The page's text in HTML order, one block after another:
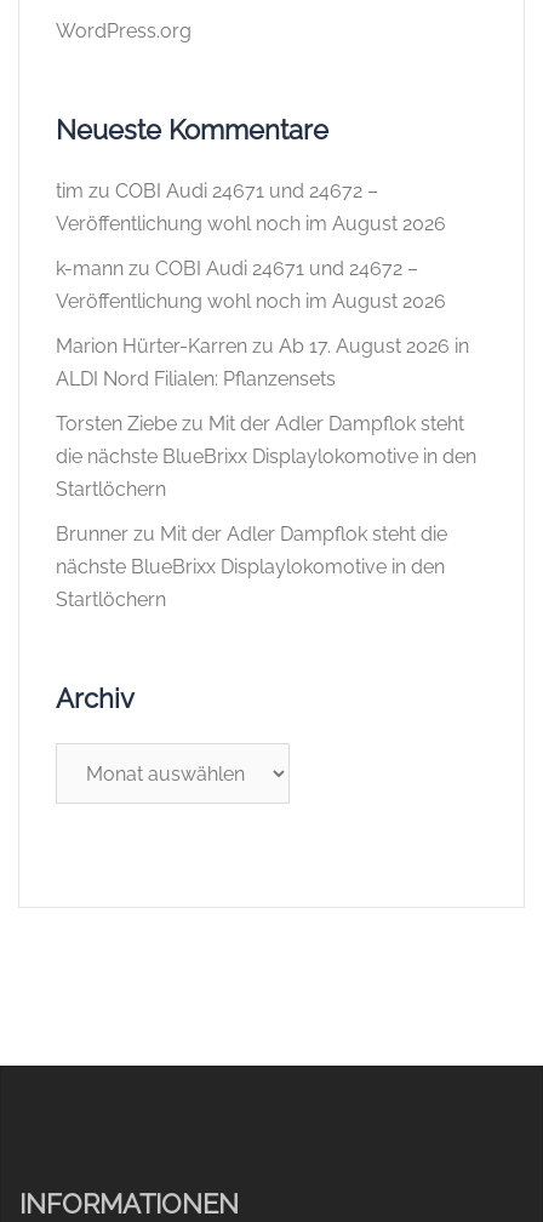
WordPress.org
Neueste Kommentare
tim zu COBI Audi 24671 und 24672 –
Veröffentlichung wohl noch im August 2026
k-mann zu COBI Audi 24671 und 24672 –
Veröffentlichung wohl noch im August 2026
Marion Hürter-Karren zu Ab 17. August 2026 in
ALDI Nord Filialen: Pflanzensets
Torsten Ziebe zu Mit der Adler Dampflok steht
die nächste BlueBrixx Displaylokomotive in den
Startlöchern
Brunner zu Mit der Adler Dampflok steht die
nächste BlueBrixx Displaylokomotive in den
Startlöchern
Archiv
INFORMATIONEN